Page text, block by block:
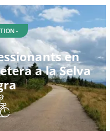
-
en
a la Selva